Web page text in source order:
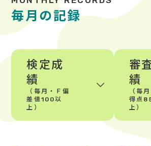
毎月の記録
検定成
績
（毎月・Ｆ偏
差値100以
上）
審
績
（毎
得点
上）